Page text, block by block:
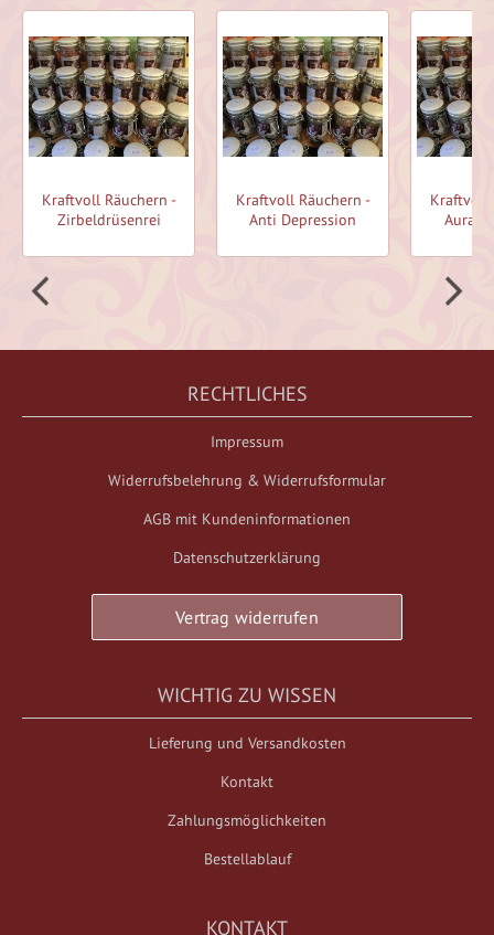
Kraftvoll Räuchern -
Zirbeldrüsenrei
Kraftvoll Räuchern -
Anti Depression
Kraftvoll
RECHTLICHES
Impressum
Widerrufsbelehrung & Widerrufsformular
AGB mit Kundeninformationen
Datenschutzerklärung
Vertrag widerrufen
WICHTIG ZU WISSEN
Lieferung und Versandkosten
Kontakt
Zahlungsmöglichkeiten
Bestellablauf
KONTAKT